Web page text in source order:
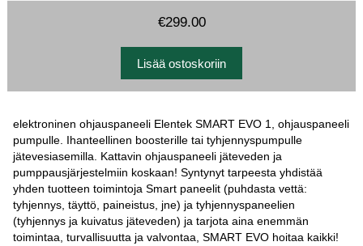
€299.00
elektroninen ohjauspaneeli Elentek SMART EVO 1, ohjauspaneeli
pumpulle. Ihanteellinen boosterille tai tyhjennyspumpulle
jätevesiasemilla. Kattavin ohjauspaneeli jäteveden ja
pumppausjärjestelmiin koskaan! Syntynyt tarpeesta yhdistää
yhden tuotteen toimintoja Smart paneelit (puhdasta vettä:
tyhjennys, täyttö, paineistus, jne) ja tyhjennyspaneelien
(tyhjennys ja kuivatus jäteveden) ja tarjota aina enemmän
toimintaa, turvallisuutta ja valvontaa, SMART EVO hoitaa kaikki!